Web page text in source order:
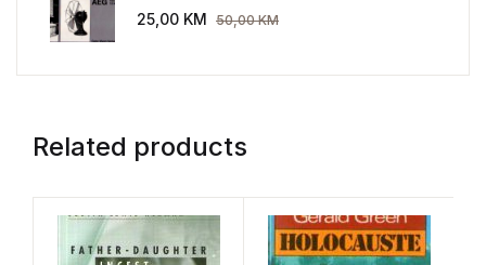
AEG 1907-1914.
25,00 KM 50,00KM
Related products